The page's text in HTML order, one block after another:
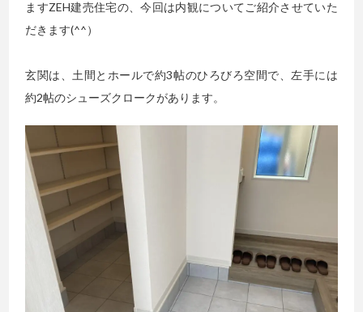
ますZEH建売住宅の、今回は内観についてご紹介させていた
だきます(^^）
玄関は、土間とホールで約3帖のひろびろ空間で、左手には
約2帖のシューズクロークがあります。